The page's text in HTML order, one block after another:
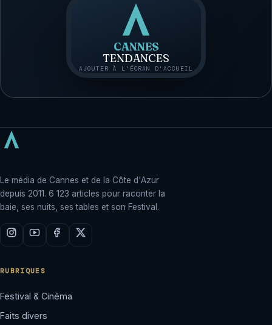
CANNES
TENDANCES
AJOUTER À L'ÉCRAN D'ACCUEIL
Le média de Cannes et de la Côte d'Azur
depuis 2011. 6 123 articles pour raconter la
baie, ses nuits, ses tables et son Festival.
RUBRIQUES
Festival & Cinéma
Faits divers